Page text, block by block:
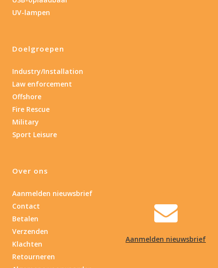
Aanmelden nieuwsbrief
UV-lampen
Doelgroepen
Industry/Installation
Law enforcement
Offshore
Fire Rescue
Military
Sport Leisure
Over ons
Aanmelden nieuwsbrief
Contact
Betalen
Verzenden
Klachten
Retourneren